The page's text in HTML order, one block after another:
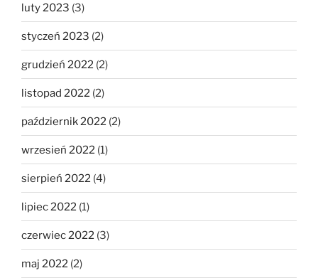
luty 2023 (3)
styczeń 2023 (2)
grudzień 2022 (2)
listopad 2022 (2)
październik 2022 (2)
wrzesień 2022 (1)
sierpień 2022 (4)
lipiec 2022 (1)
czerwiec 2022 (3)
maj 2022 (2)